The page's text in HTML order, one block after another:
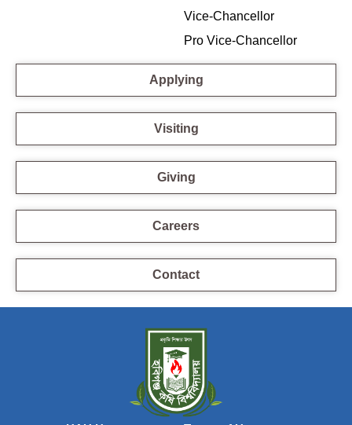
Vice-Chancellor
Pro Vice-Chancellor
Applying
Visiting
Giving
Careers
Contact